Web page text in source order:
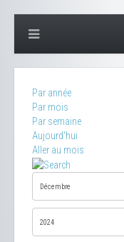
Par année
Par mois
Par semaine
Aujourd'hui
Aller au mois